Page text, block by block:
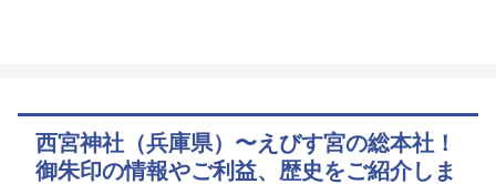
西宮神社（兵庫県）〜えびす宮の総本社！
御朱印の情報やご利益、歴史をご紹介しま